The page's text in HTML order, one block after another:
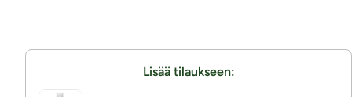
Lisää tilaukseen: